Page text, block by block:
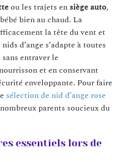
ou les trajets en siège auto,
bien au chaud. La
la tête du vent et
d’ange s’adapte à toutes
entraver le
et en conservant
enveloppante. Pour faire
sélection de nid d’ange rose
parents soucieux du
essentiels lors de